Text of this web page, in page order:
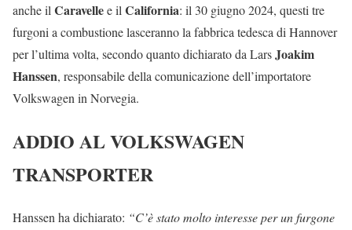
anche ilCaravellee ilCalifornia: il 30 giugno 2024, questi tre
furgoni a combustione lasceranno la fabbrica tedesca di Hannover
per l’ultima volta, secondo quanto dichiarato da LarsJoakim
Hanssen, responsabile della comunicazione dell’importatore
Volkswagen in Norvegia.
ADDIO AL VOLKSWAGEN
TRANSPORTER
Hanssen ha dichiarato: “C’è stato molto interesse per un furgone